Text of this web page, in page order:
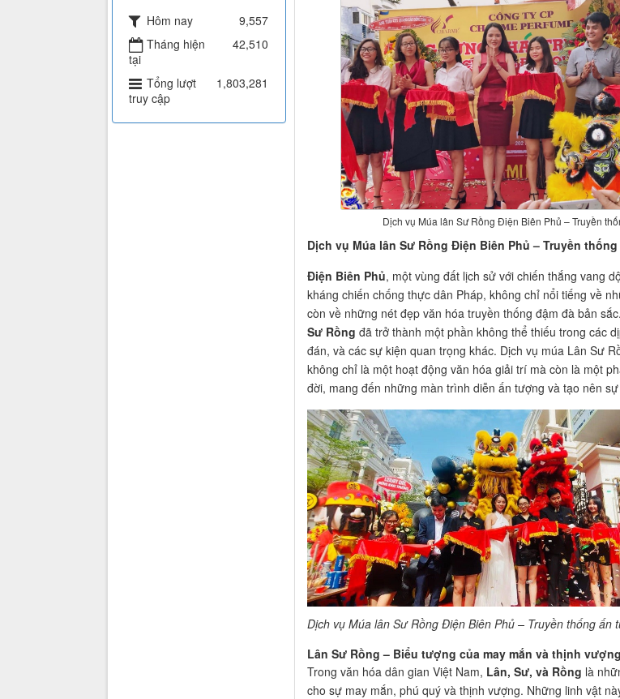
Dịch vụ Múa lân Sư Rồng Điện Biên Phủ – Truyền
Dịch vụ Múa lân Sư Rồng Điện Biên Phủ – Truyền
Điện Biên Phủ, một vùng đất lịch sử với chiến thắng vang
kháng chiến chống thực dân Pháp, không chỉ nổi tiếng về
còn về những nét đẹp văn hóa truyền thống đậm đà bản
Sư Rồng đã trở thành một phần không thể thiếu trong các
đán, và các sự kiện quan trọng khác. Dịch vụ múa Lân Sư
không chỉ là một hoạt động văn hóa giải trí mà còn là một
đời, mang đến những màn trình diễn ấn tượng và tạo nên
Dịch vụ Múa lân Sư Rồng Điện Biên Phủ – Truyền thống ấn
Lân Sư Rồng – Biểu tượng của may mắn và thịnh vượng
Trong văn hóa dân gian Việt Nam, Lân, Sư, và Rồng là
cho sự may mắn, phú quý và thịnh vượng. Những linh vật
Hôm nay
9,557
Tháng hiện
tại
42,510
Tổng lượt
truy cập
1,803,281